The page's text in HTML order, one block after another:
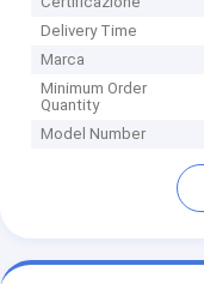
Delivery Time
Marca
Minimum Order
Quantity
Model Number